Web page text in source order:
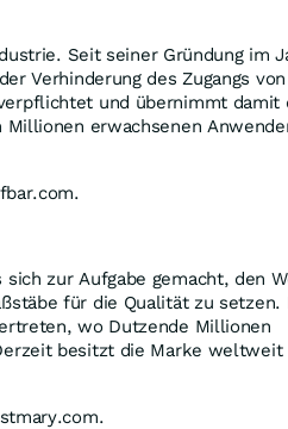
Seit seiner Gründung im
Verhinderung des Zugangs von
und übernimmt damit
erwachsenen
sich zur Aufgabe gemacht, den
für die Qualität zu setzen.
wo Dutzende Millionen
besitzt die Marke weltweit